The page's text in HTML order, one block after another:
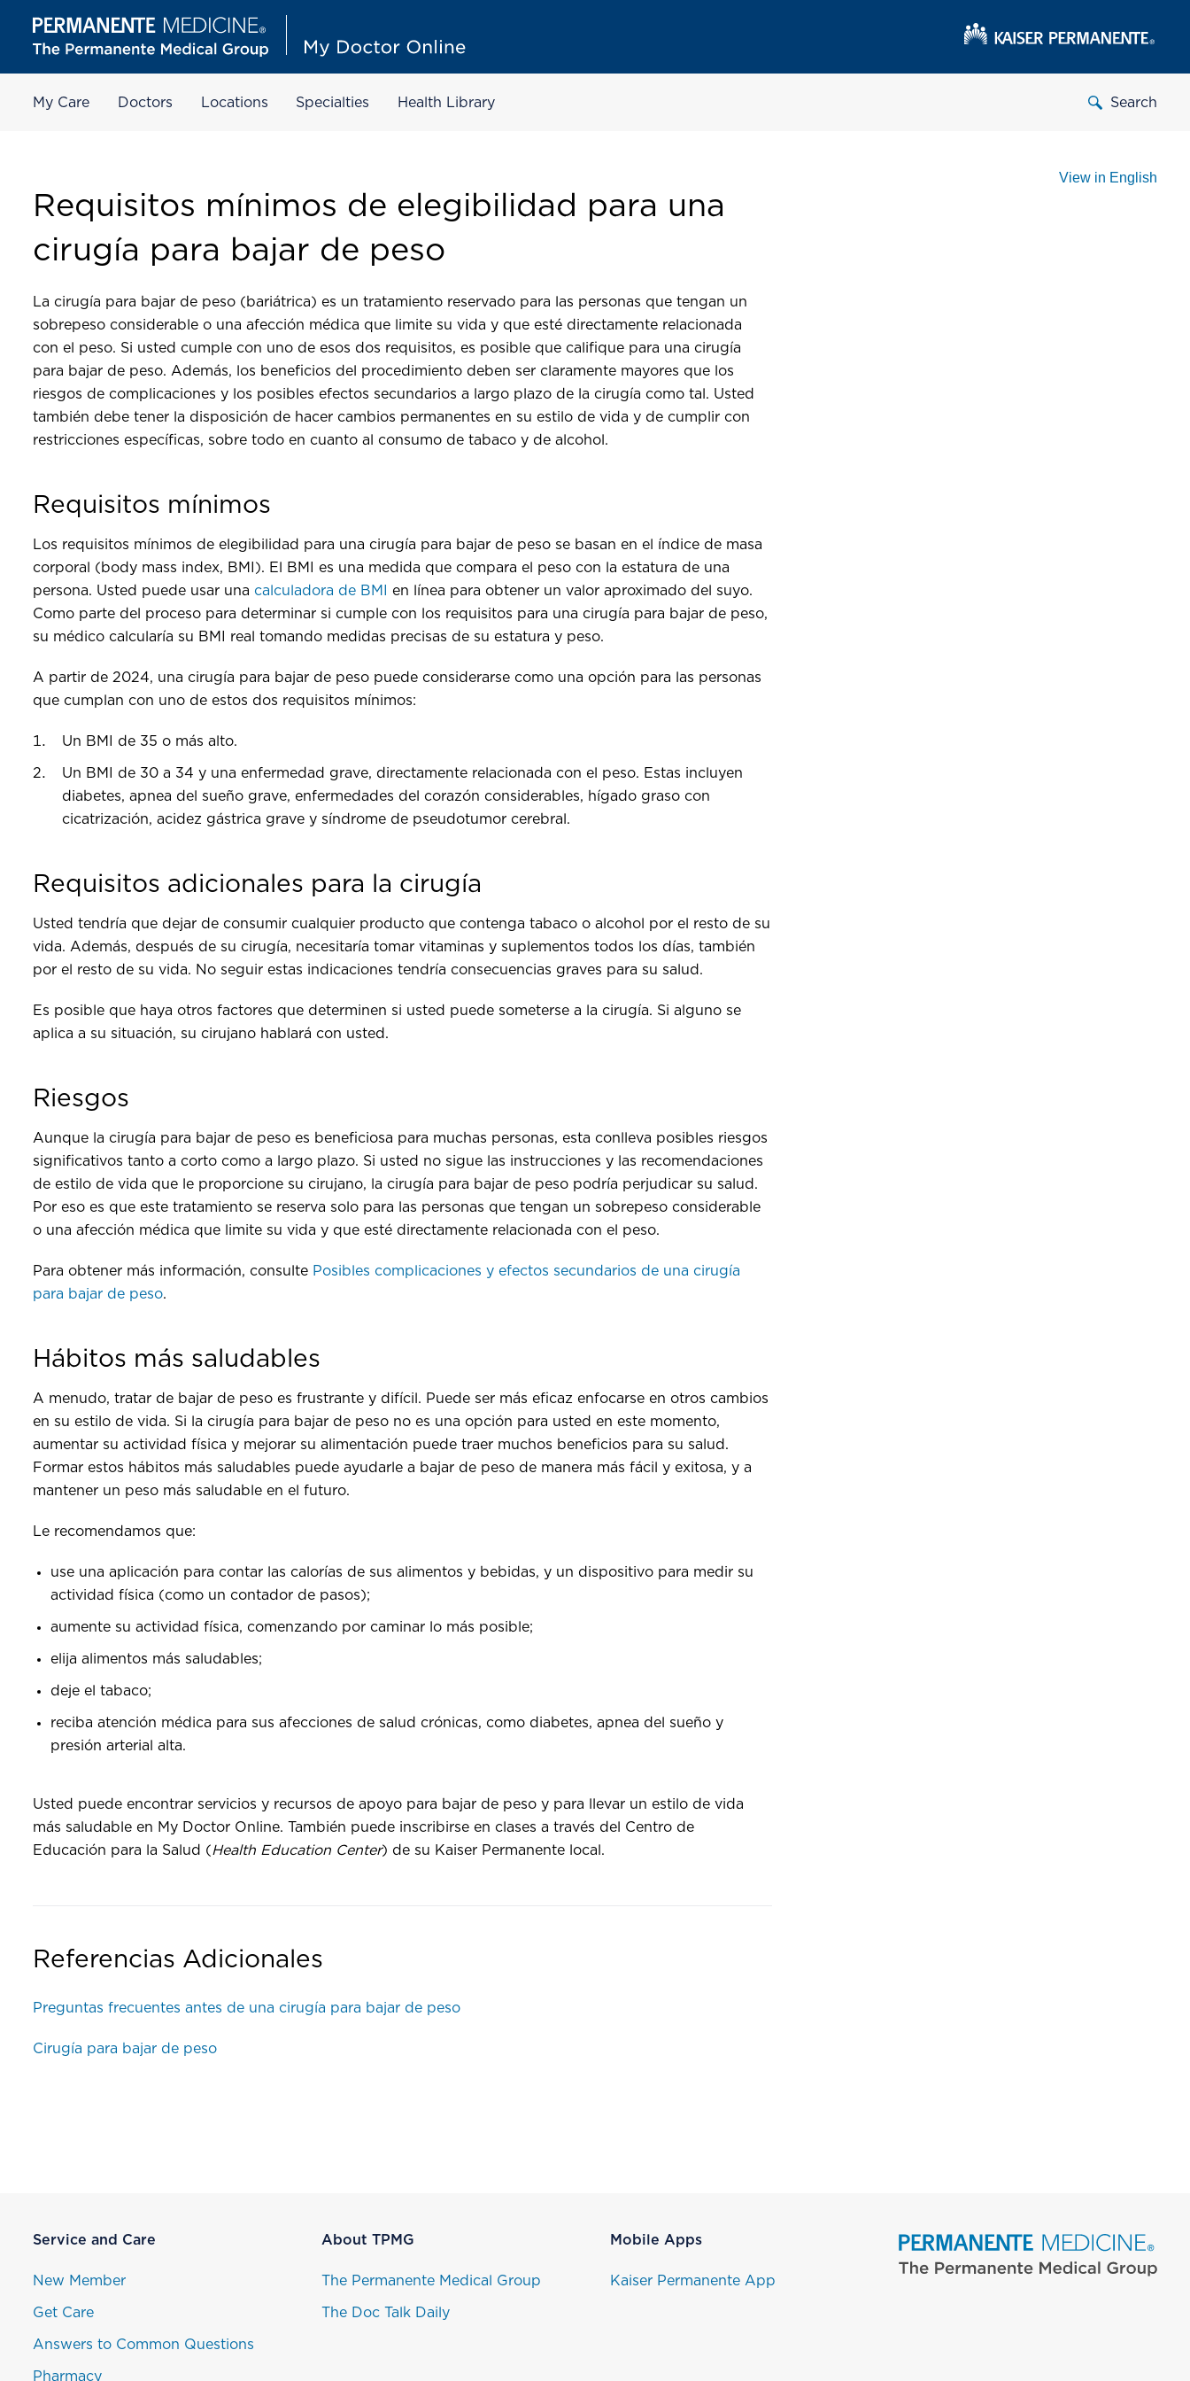
My Care Doctors Locations Specialties Health Library Search
View in English
Requisitos mínimos de elegibilidad para una
cirugía para bajar de peso
La cirugía para bajar de peso (bariátrica) es un tratamiento reservado para las personas que tengan un
sobrepeso considerable o una afección médica que limite su vida y que esté directamente relacionada
con el peso. Si usted cumple con uno de esos dos requisitos, es posible que califique para una cirugía
para bajar de peso. Además, los beneficios del procedimiento deben ser claramente mayores que los
riesgos de complicaciones y los posibles efectos secundarios a largo plazo de la cirugía como tal. Usted
también debe tener la disposición de hacer cambios permanentes en su estilo de vida y de cumplir con
restricciones específicas, sobre todo en cuanto al consumo de tabaco y de alcohol.
Requisitos mínimos
Los requisitos mínimos de elegibilidad para una cirugía para bajar de peso se basan en el índice de masa
corporal (body mass index, BMI). El BMI es una medida que compara el peso con la estatura de una
persona. Usted puede usar una calculadora de BMI
en línea para obtener un valor aproximado del suyo.
Como parte del proceso para determinar si cumple con los requisitos para una cirugía para bajar de peso,
su médico calcularía su BMI real tomando medidas precisas de su estatura y peso.
A partir de 2024, una cirugía para bajar de peso puede considerarse como una opción para las personas
que cumplan con uno de estos dos requisitos mínimos:
Un BMI de 35 o más alto.
Un BMI de 30 a 34 y una enfermedad grave, directamente relacionada con el peso. Estas incluyen
diabetes, apnea del sueño grave, enfermedades del corazón considerables, hígado graso con
cicatrización, acidez gástrica grave y síndrome de pseudotumor cerebral.
Requisitos adicionales para la cirugía
Usted tendría que dejar de consumir cualquier producto que contenga tabaco o alcohol por el resto de su
vida. Además, después de su cirugía, necesitaría tomar vitaminas y suplementos todos los días, también
por el resto de su vida. No seguir estas indicaciones tendría consecuencias graves para su salud.
Es posible que haya otros factores que determinen si usted puede someterse a la cirugía. Si alguno se
aplica a su situación, su cirujano hablará con usted.
Riesgos
Aunque la cirugía para bajar de peso es beneficiosa para muchas personas, esta conlleva posibles riesgos
significativos tanto a corto como a largo plazo. Si usted no sigue las instrucciones y las recomendaciones
de estilo de vida que le proporcione su cirujano, la cirugía para bajar de peso podría perjudicar su salud.
Por eso es que este tratamiento se reserva solo para las personas que tengan un sobrepeso considerable
o una afección médica que limite su vida y que esté directamente relacionada con el peso.
Para obtener más información, consulte Posibles complicaciones y efectos secundarios de una cirugía
para bajar de peso.
Hábitos más saludables
A menudo, tratar de bajar de peso es frustrante y difícil. Puede ser más eficaz enfocarse en otros cambios
en su estilo de vida. Si la cirugía para bajar de peso no es una opción para usted en este momento,
aumentar su actividad física y mejorar su alimentación puede traer muchos beneficios para su salud.
Formar estos hábitos más saludables puede ayudarle a bajar de peso de manera más fácil y exitosa, y a
mantener un peso más saludable en el futuro.
Le recomendamos que:
use una aplicación para contar las calorías de sus alimentos y bebidas, y un dispositivo para medir su
actividad física (como un contador de pasos);
aumente su actividad física, comenzando por caminar lo más posible;
elija alimentos más saludables;
deje el tabaco;
reciba atención médica para sus afecciones de salud crónicas, como diabetes, apnea del sueño y
presión arterial alta.
Usted puede encontrar servicios y recursos de apoyo para bajar de peso y para llevar un estilo de vida
más saludable en My Doctor Online. También puede inscribirse en clases a través del Centro de
Educación para la Salud (Health Education Center) de su Kaiser Permanente local.
Referencias Adicionales
Preguntas frecuentes antes de una cirugía para bajar de peso
Cirugía para bajar de peso
Service and Care
New Member
Get Care
Answers to Common Questions
Pharmacy
About TPMG
The Permanente Medical Group
The Doc Talk Daily
Mobile Apps
Kaiser Permanente App